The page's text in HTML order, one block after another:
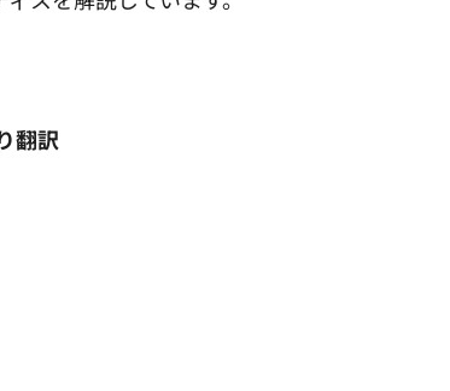
翻訳